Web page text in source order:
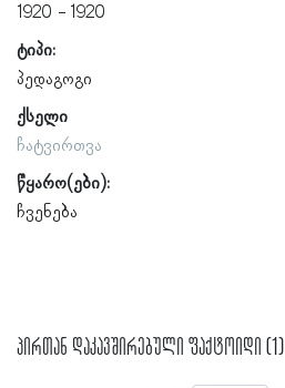
1920
1920
ტიპი:
პედაგოგი
ქსელი
ჩატვირთვა
წყარო(ები):
ჩვენება
პირთან დაკავშირებული ფაქტოიდი (1)